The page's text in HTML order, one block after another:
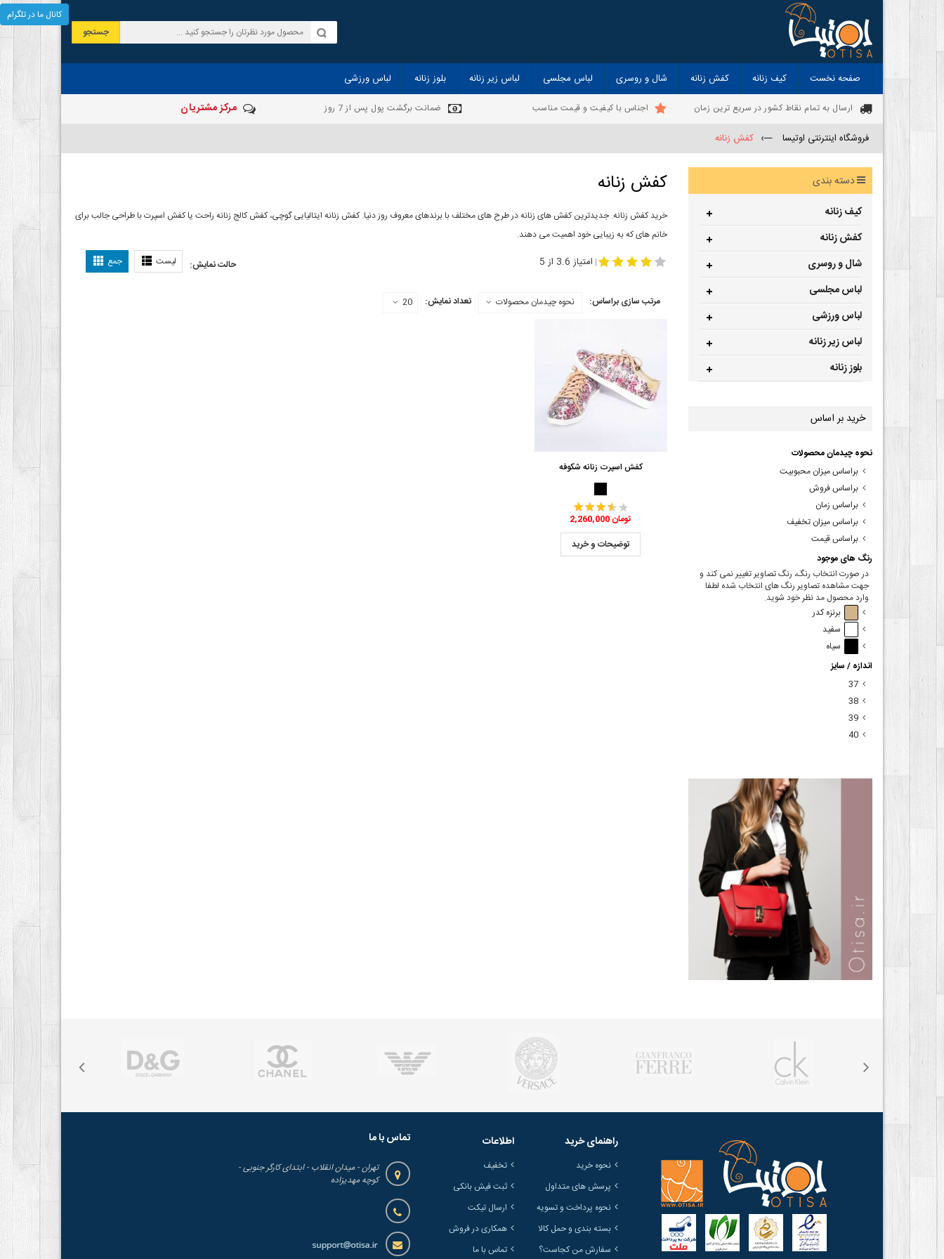
جستجو
صفحه نخست کیف زنانه کفش زنانه شال و روسری لباس مجلسی لباس زیر زنانه بلوز زنانه لباس ورزشی
ارسال به تمام نقاط کشور در سریع ترین زمان اجناس با کیفیت و قیمت مناسب ضمانت برگشت پول پس از 7 روز مرکز مشتریان
فروشگاه اینترنتی اوتیسا —› کفش زنانه
کفش زنانه
خرید کفش زنانه. جدیدترین کفش های زنانه در طرح های مختلف با برندهای معروف روز دنیا. کفش زنانه ایتالیایی گوچی، کفش کالج زنانه راحت یا کفش اسپرت با طراحی جالب برای
خانم های که به زیبایی خود اهمیت می دهند.
حالت نمایش: لیست جمع | امتیاز 3.6 از 5
مرتب سازی براساس: نحوه چیدمان محصولات تعداد نمایش: 20
کفش اسپرت زنانه شکوفه
2,260,000 تومان
توضیحات و خرید
دسته بندی
کیف زنانه
کفش زنانه
شال و روسری
لباس مجلسی
لباس ورزشی
لباس زیر زنانه
بلوز زنانه
خرید بر اساس
نحوه چیدمان محصولات
براساس میزان محبوبیت
براساس فروش
براساس زمان
براساس میزان تخفیف
براساس قیمت
رنگ های موجود
در صورت انتخاب رنگ، رنگ تصاویر تغییر نمی کند و
جهت مشاهده تصاویر رنگ های انتخاب شده لطفا
وارد محصول مد نظر خود شوید.
برنزه کدر
سفید
سیاه
اندازه / سایز
37
38
39
40
راهنمای خرید
نحوه خرید
پرسش های متداول
نحوه پرداخت و تسویه
بسته بندی و حمل کالا
سفارش من کجاست؟
اطلاعات
تخفیف
ثبت فیش بانکی
ارسال تیکت
همکاری در فروش
تماس با ما
تماس با ما
تهران - میدان انقلاب - ابتدای کارگر جنوبی -
کوچه مهدیزاده
کانال ما در تلگرام